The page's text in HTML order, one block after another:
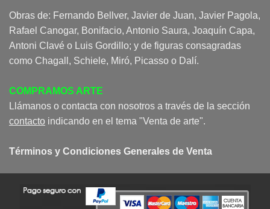
Obras de: Fernando Bellver, Javier de Juan, Javier Pagola,
Rafael Canogar, Bonifacio, Antonio Saura, Joaquín Capa,
Antoni Clavé o Luis Gordillo; y de figuras consagradas
como Chagall, Schiele, Miró, Picasso o Dalí.
COMPRAMOS ARTE
Llámanos o contacta con nosotros a través de la sección
contacto indicando en el tema "Venta de arte".
Términos y Condiciones Generales de Venta